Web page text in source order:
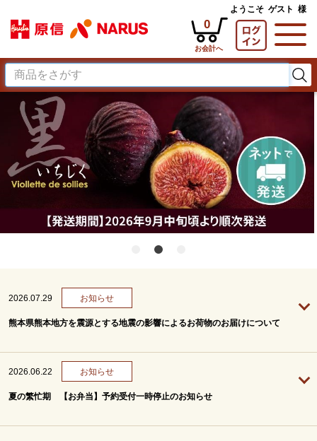
ようこそ ゲスト 様
0
2026.07.29 お知らせ
熊本県熊本地方を震源とする地震の影響によるお荷物のお届けについて
2026.06.22 お知らせ
夏の繁忙期 【お弁当】予約受付一時停止のお知らせ